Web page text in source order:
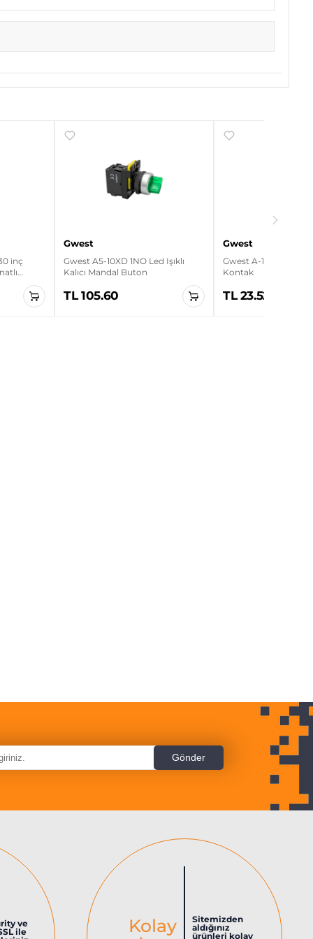
inç
Gwest
Gwest A5-10XD 1NO Led Işıklı
Kalıcı Mandal Buton
TL 105.60
Gwest
Gwest A-10 Yedek
Kontak
TL 23.52
ve
ile
Kolay
Sitemizden
aldığınız
ürünleri kolay